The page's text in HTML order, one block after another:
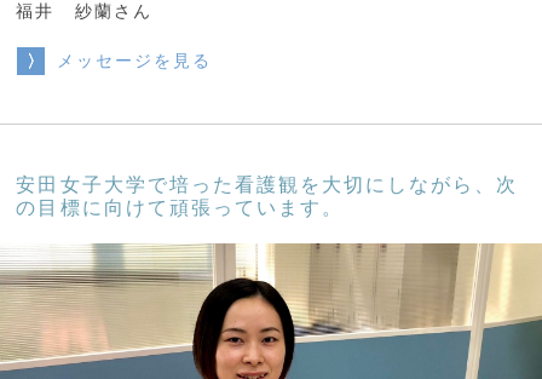
福井 紗蘭さん
メッセージを見る
安田女子大学で培った看護観を大切にしながら、次
の目標に向けて頑張っています。